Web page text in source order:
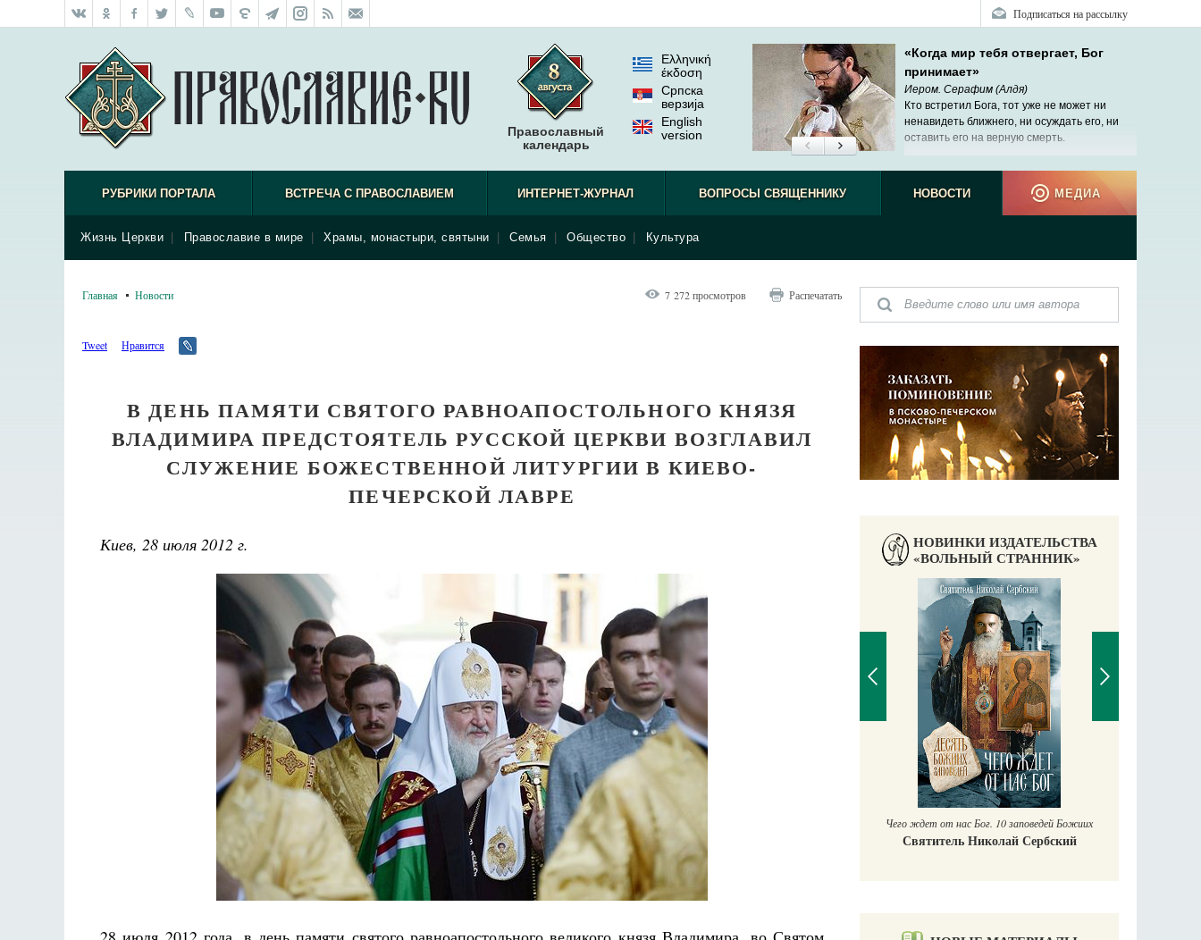
Подписаться на рассылку
Православный
календарь
Ελληνική
έκδοση
Српска
верзиjа
English
version
«Когда мир тебя отвергает, Бог
принимает»
Иером. Серафим (Алдя)
Кто встретил Бога, тот уже не может ни
ненавидеть ближнего, ни осуждать его, ни
оставить его на верную смерть.
РУБРИКИ ПОРТАЛА ВСТРЕЧА С ПРАВОСЛАВИЕМ ИНТЕРНЕТ-ЖУРНАЛ ВОПРОСЫ СВЯЩЕННИКУ НОВОСТИ
Жизнь Церкви Православие в мире Храмы, монастыри, святыни Семья Общество Культура
МЕДИА
Главная Новости 7 272 просмотров Распечатать
Tweet Нравится
В ДЕНЬ ПАМЯТИ СВЯТОГО РАВНОАПОСТОЛЬНОГО КНЯЗЯ
ВЛАДИМИРА ПРЕДСТОЯТЕЛЬ РУССКОЙ ЦЕРКВИ ВОЗГЛАВИЛ
СЛУЖЕНИЕ БОЖЕСТВЕННОЙ ЛИТУРГИИ В КИЕВО-
ПЕЧЕРСКОЙ ЛАВРЕ
Киев, 28 июля 2012 г.
НОВИНКИ ИЗДАТЕЛЬСТВА
«ВОЛЬНЫЙ СТРАННИК»
Разлуки не будет
Фредерика де Грааф
Как найти своё место в жизни
Кирилл Мурышев
Великомученик Георгий Победоносец. Научись у
Роман Котов
Чего ждет от нас Бог. 10 заповедей Божиих
Святитель Николай Сербский